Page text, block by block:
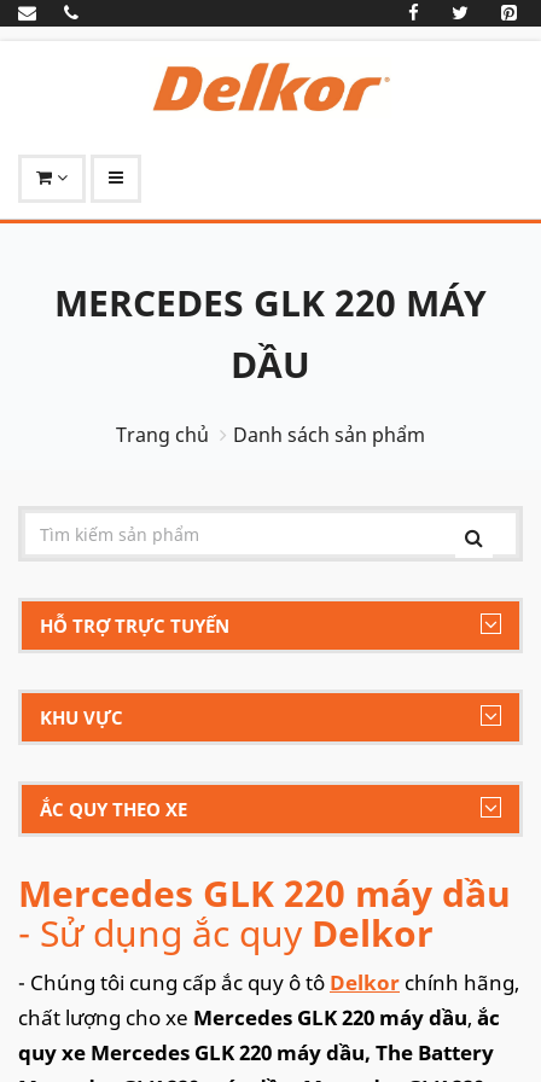
MERCEDES GLK 220 MÁY
DẦU
Trang chủ Danh sách sản phẩm
HỖ TRỢ TRỰC TUYẾN
KHU VỰC
ẮC QUY THEO XE
Mercedes GLK 220 máy dầu
- Sử dụng ắc quy Delkor
- Chúng tôi cung cấp ắc quy ô tô Delkor chính hãng,
chất lượng cho xe Mercedes GLK 220 máy dầu, ắc
quy xe Mercedes GLK 220 máy dầu, The Battery